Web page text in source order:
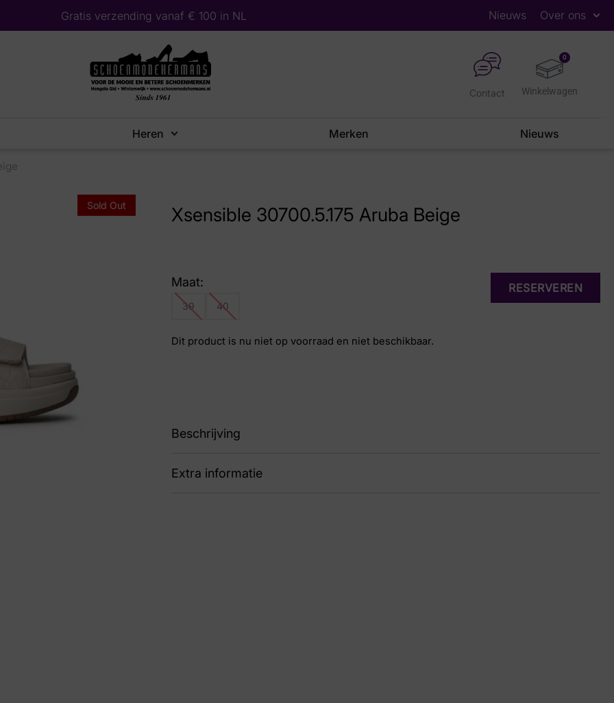
Gratis verzending vanaf € 100 in NL Nieuws Over ons
0
Contact
Heren Merken Nieuws
Sold Out Xsensible 30700.5.175 Aruba Beige
RESERVEREN
Maat:
39 40
Dit product is nu niet op voorraad en niet beschikbaar.
Beschrijving
89 30700.5.175 Aruba
Extra informatie